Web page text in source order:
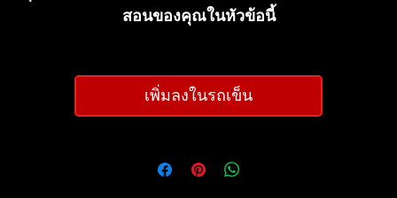
สอนของคุณในหัวข้อนี้
เพิ่มลงในรถเข็น